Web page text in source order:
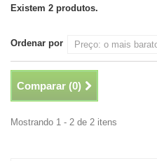
Existem 2 produtos.
Ordenar por
Comparar (0)
Mostrando 1 - 2 de 2 itens